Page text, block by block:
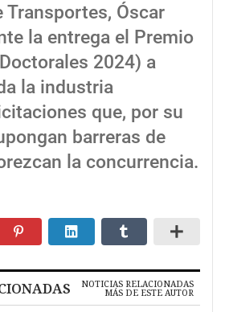
Óscar
la entrega el Premio
2024) a
la industria
que, por su
barreras de
la concurrencia.
NOTICIAS RELACIONADAS
MÁS DE ESTE AUTOR